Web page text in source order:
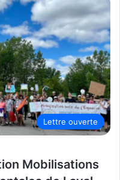
Lettre ouverte
Mobilisations